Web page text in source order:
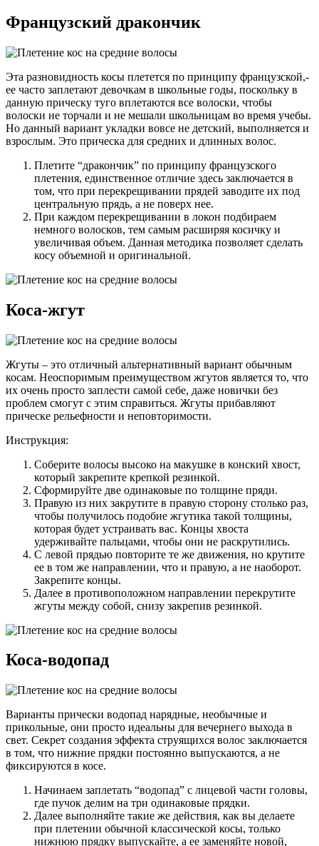
Французский дракончик
Эта разновидность косы плетется по принципу французской,­
ее часто заплетают девочкам в школьные годы, поскольку в
данную прическу туго вплетаются все волоски, чтобы
волоски не торчали и не мешали школьницам во время учебы.
Но данный вариант укладки вовсе не детский, выполняется и
взрослым. Это прическа для средних и длинных волос.
Плетите “дракончик” по принципу французского
плетения, единственное отличие здесь заключается в
том, что при перекрещивании прядей заводите их под
центральную прядь, а не поверх нее.
При каждом перекрещивании в локон подбираем
немного волосков, тем самым расширяя косичку и
увеличивая объем.­ Данная методика позволяет сделать
косу объемной и оригинальной.
Коса-жгут
Жгуты – это отличный альтернативный вариант обычным
косам. Неоспоримым преимуществом жгутов является то, что
их очень просто заплести самой себе, даже новички без
проблем смогут с этим справиться. Жгуты прибавляют
прическе рельефности и неповторимости.
Инструкция:
Соберите волосы высоко на макушке в конский хвост,
который закрепите крепкой резинкой.
Сформируйте две одинаковые по толщине пряди.
Правую из них закрутите в правую сторону столько раз,
чтобы получилось подобие жгутика такой толщины,
которая будет устраивать вас. Концы хвоста
удерживайте пальцами, чтобы они не раскрутились.
С левой прядью повторите те же движения, но крутите
ее в том же направлении, что и правую, а не наоборот.
Закрепите концы.
Далее в противоположном направлении перекрутите
жгуты между собой, снизу закрепив резинкой.
Коса-водопад
Варианты прически водопад нарядные, необычные и
прикольные, они просто идеальны для вечернего выхода в
свет. Секрет создания эффекта струящихся волос заключается
в том, что нижние прядки постоянно выпускаются, а не
фиксируются в косе.
Начинаем заплетать “водопад” с лицевой части головы,
где пучок делим на три одинаковые прядки.
Далее выполняйте такие же действия, как вы делаете
при плетении обычной классической косы, только
нижнюю прядку выпускайте, а ее заменяйте новой,